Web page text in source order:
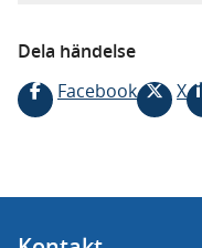
Dela händelse
Facebook
X